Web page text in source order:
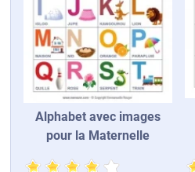
Alphabet avec images
pour la Maternelle